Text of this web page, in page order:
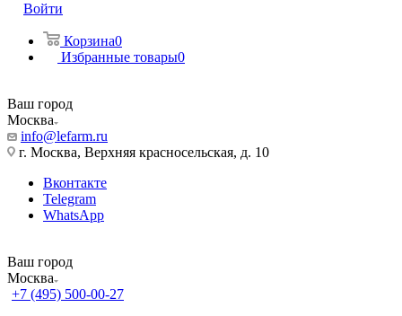
Войти
Корзина0
Избранные товары0
Ваш город
Москва
info@lefarm.ru
г. Москва, Верхняя красносельская, д. 10
Вконтакте
Telegram
WhatsApp
Ваш город
Москва
+7 (495) 500-00-27